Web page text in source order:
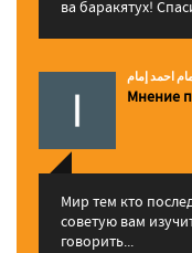
ва баракятух!
احمد إمام
Мнение
Мир тем кто
советую вам
говорить...